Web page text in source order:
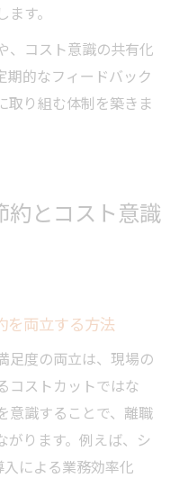
す。
、コスト意識の共有化
期的なフィードバック
取り組む体制を築きま
約とコスト意識
を両立する方法
足度の両立は、現場の
コストカットではな
意識することで、離職
がります。例えば、シ
による業務効率化